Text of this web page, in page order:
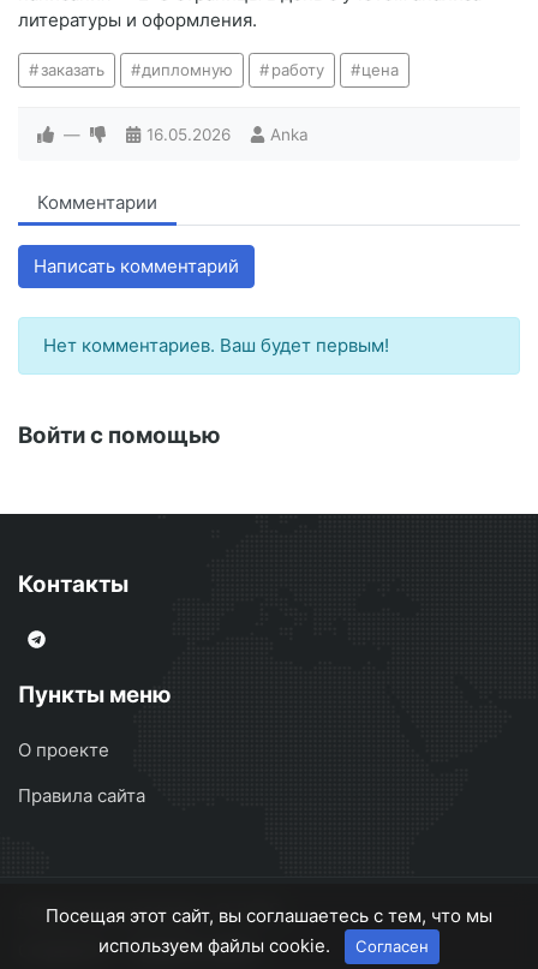
литературы и оформления.
заказать дипломную работу цена
— 16.05.2026 Anka
Комментарии
Написать комментарий
Нет комментариев. Ваш будет первым!
Войти с помощью
Контакты
Пункты меню
О проекте
Правила сайта
Сварочные аппараты
© 2026
О проекте
Правила сайта
Посещая этот сайт, вы соглашаетесь с тем, что мы
используем файлы cookie.
Согласен